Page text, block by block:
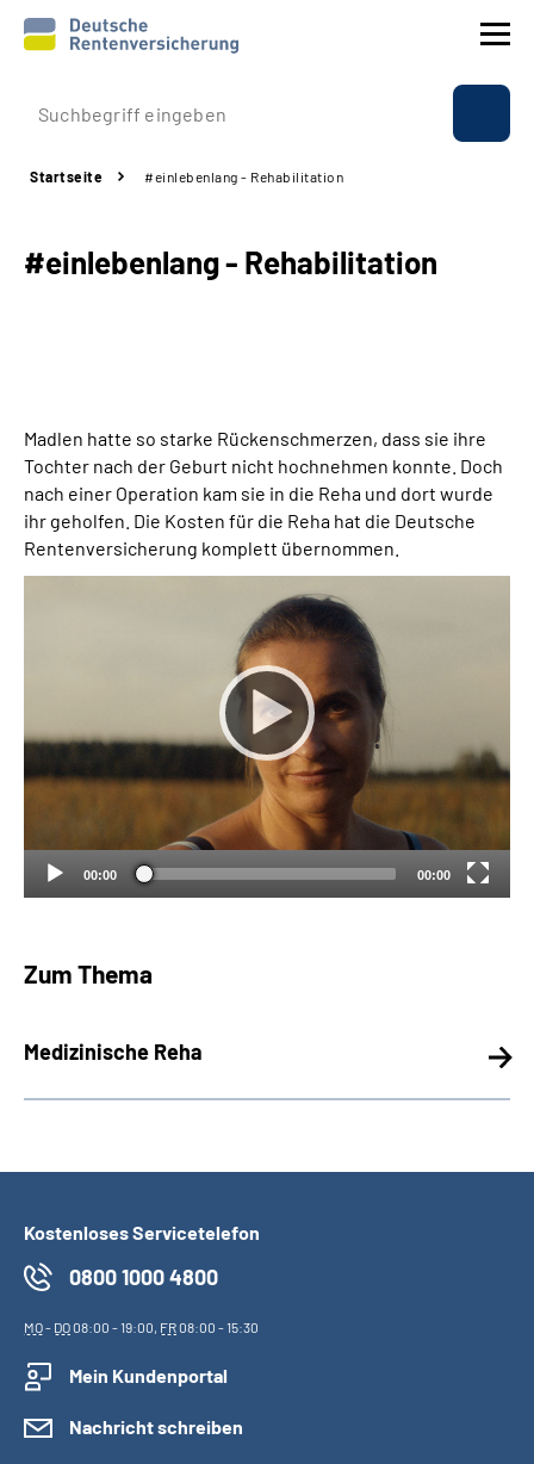
Prävention
Rente
Über uns & Presse
Online-Services
Inhalte in Gebärdensprache (DGS)
Leichte Sprache
Mein Kundenportal
Startseite #einlebenlang - Rehabilitation
#einlebenlang - Rehabilitation
Madlen hatte so starke Rückenschmerzen, dass sie ihre
Tochter nach der Geburt nicht hochnehmen konnte. Doch
nach einer Operation kam sie in die Reha und dort wurde
ihr geholfen. Die Kosten für die Reha hat die Deutsche
Rentenversicherung komplett übernommen.
00:00 00:00
Zum Thema
Medizinische Reha
Kostenloses Servicetelefon
0800 1000 4800
MO- DO08:00 - 19:00, FR08:00 - 15:30
Mein Kundenportal
Nachricht schreiben